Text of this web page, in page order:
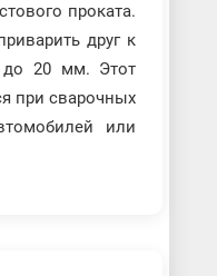
проката.
друг к
до 20 мм. Этот
при сварочных
или